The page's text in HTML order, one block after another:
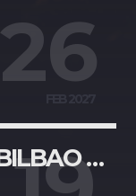
26
MICHAEL FOSTER EN BILBAO SALA STAGE LIVE